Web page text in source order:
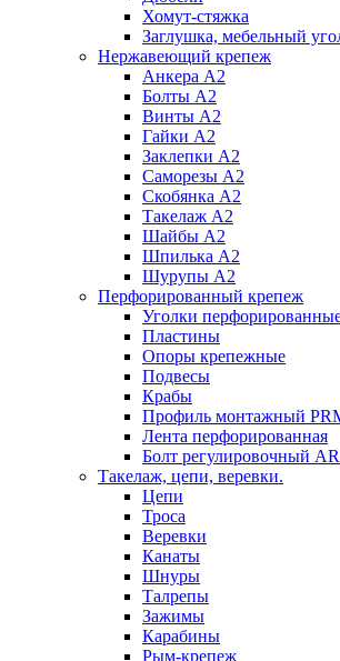
Хомут-стяжка
Заглушка, мебельный
Нержавеющий крепеж
Анкера А2
Болты А2
Винты А2
Гайки А2
Заклепки А2
Саморезы А2
Скобянка А2
Такелаж А2
Шайбы А2
Шпилька А2
Шурупы А2
Перфорированный крепеж
Уголки
Пластины
Опоры крепежные
Подвесы
Крабы
Профиль монтажный
Лента перфорированная
Болт регулировочный
Такелаж, цепи, веревки.
Цепи
Троса
Веревки
Канаты
Шнуры
Талрепы
Зажимы
Карабины
Рым-крепеж